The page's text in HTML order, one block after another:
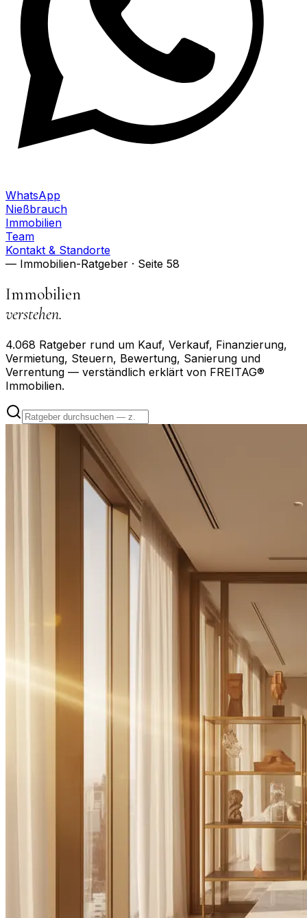
WhatsApp
Nießbrauch
Immobilien
Team
Kontakt & Standorte
— Immobilien-Ratgeber · Seite 58
Immobilien
verstehen.
4.068 Ratgeber rund um Kauf, Verkauf, Finanzierung,
Vermietung, Steuern, Bewertung, Sanierung und
Verrentung — verständlich erklärt von FREITAG®
Immobilien.